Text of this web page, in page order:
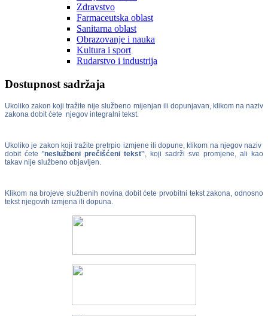
Zdravstvo
Farmaceutska oblast
Sanitarna oblast
Obrazovanje i nauka
Kultura i sport
Rudarstvo i industrija
Dostupnost sadržaja
Ukoliko zakon koji tražite nije službeno mijenjan ili dopunjavan, klikom na naziv
zakona dobit ćete njegov integralni tekst.
Ukoliko je zakon koji tražite pretrpio izmjene ili dopune, klikom na njegov naziv
dobit ćete ''neslužbeni prečišćeni tekst'', koji sadrži sve promjene, ali kao
takav nije službeno objavljen.
Klikom na brojeve službenih novina dobit ćete prvobitni tekst zakona, odnosno
tekst njegovih izmjena ili dopuna.